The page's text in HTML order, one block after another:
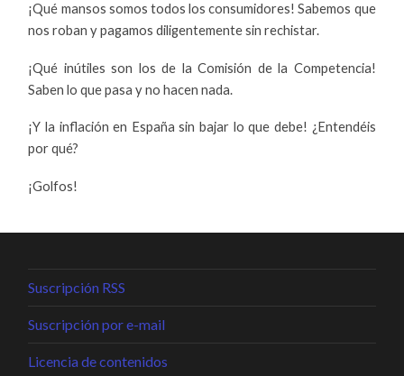
¡Qué mansos somos todos los consumidores! Sabemos que
nos roban y pagamos diligentemente sin rechistar.
¡Qué inútiles son los de la Comisión de la Competencia!
Saben lo que pasa y no hacen nada.
¡Y la inflación en España sin bajar lo que debe! ¿Entendéis
por qué?
¡Golfos!
Suscripción RSS
Suscripción por e-mail
Licencia de contenidos